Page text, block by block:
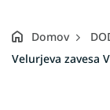
Domov
Velurjeva zavesa